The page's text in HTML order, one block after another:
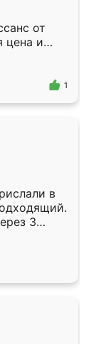
от
цена и
1
в
3